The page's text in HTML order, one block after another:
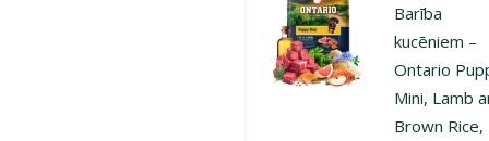
Barība
kucēniem –
Ontario
Mini, Lamb
Brown Rice,